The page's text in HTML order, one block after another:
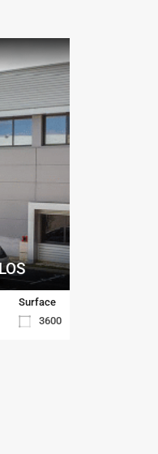
Surface
3600